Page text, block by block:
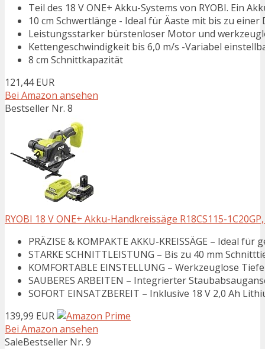
Teil des 18 V ONE+ Akku-Systems von RYOBI. Ein
10 cm Schwertlänge - Ideal für Äaste mit bis zu einer
Leistungsstarker bürstenloser Motor und
Kettengeschwindigkeit bis 6,0 m/s -Variabel
8 cm Schnittkapazität
121,44 EUR
Bei Amazon ansehen
Bestseller Nr. 8
RYOBI 18 V ONE+ Akku-Handkreissäge R18CS115-
PRÄZISE & KOMPAKTE AKKU-KREISSÄGE – Ideal
STARKE SCHNITTLEISTUNG – Bis zu 40 mm
KOMFORTABLE EINSTELLUNG – Werkzeuglose
SAUBERES ARBEITEN – Integrierter
SOFORT EINSATZBEREIT – Inklusive 18 V 2,0 Ah
139,99 EUR
Bei Amazon ansehen
SaleBestseller Nr. 9